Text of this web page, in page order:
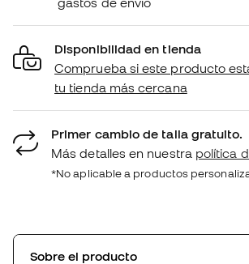
Disponibilidad en tienda
Comprueba si este producto
tu tienda más cercana
Primer cambio de talla gratuito.
Más detalles en nuestra política
*No aplicable a productos
Sobre el producto